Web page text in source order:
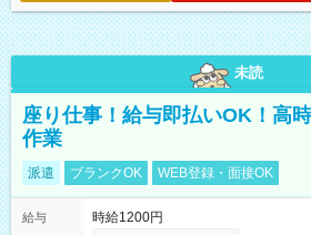
未読
座り仕事！給与即払いOK！高
作業
派遣 ブランクOK WEB登録・面接OK
給与
時給1200円